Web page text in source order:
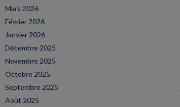
Mars 2026
Février 2026
Janvier 2026
Décembre 2025
Novembre 2025
Octobre 2025
Septembre 2025
Août 2025